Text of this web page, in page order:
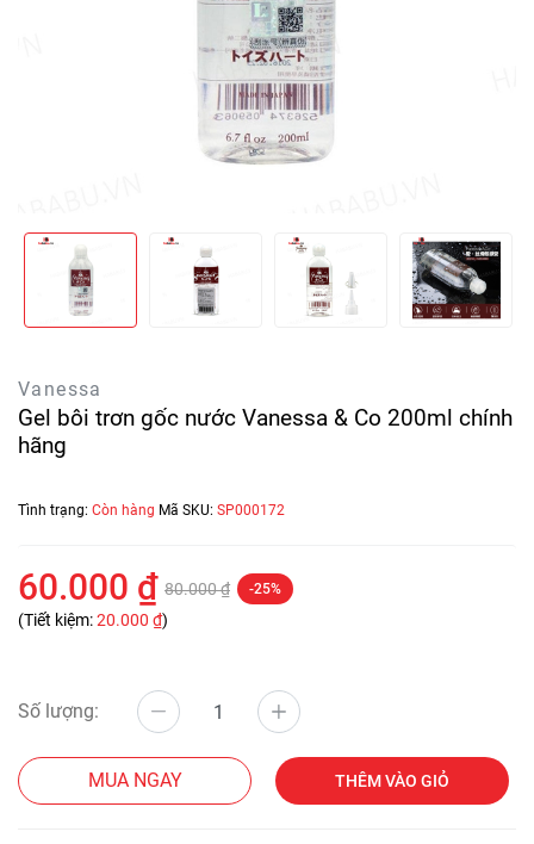
Vanessa
Gel bôi trơn gốc nước Vanessa & Co 200ml chính
hãng
Tình trạng: Còn hàng Mã SKU: SP000172
60.000 ₫ 80.000 ₫ -25%
(Tiết kiệm:20.000 ₫)
Số lượng:
MUA NGAY THÊM VÀO GIỎ